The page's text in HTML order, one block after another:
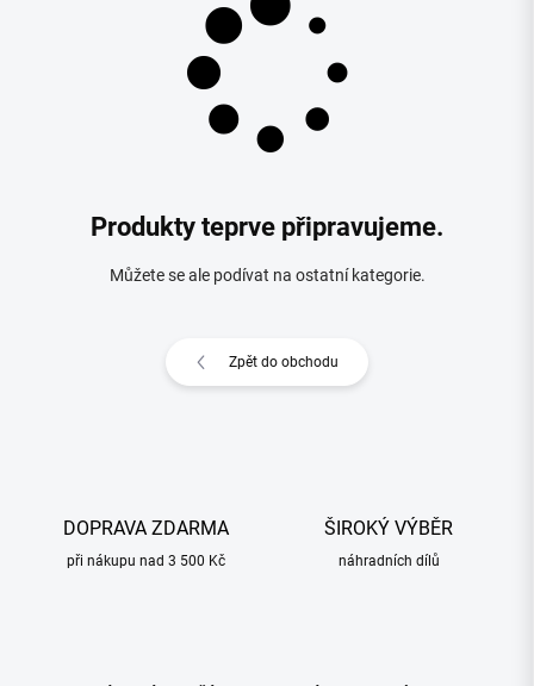
Produkty teprve připravujeme.
Můžete se ale podívat na ostatní kategorie.
Zpět do obchodu
DOPRAVA ZDARMA
při nákupu nad 3 500 Kč
ŠIROKÝ VÝBĚR
náhradních dílů